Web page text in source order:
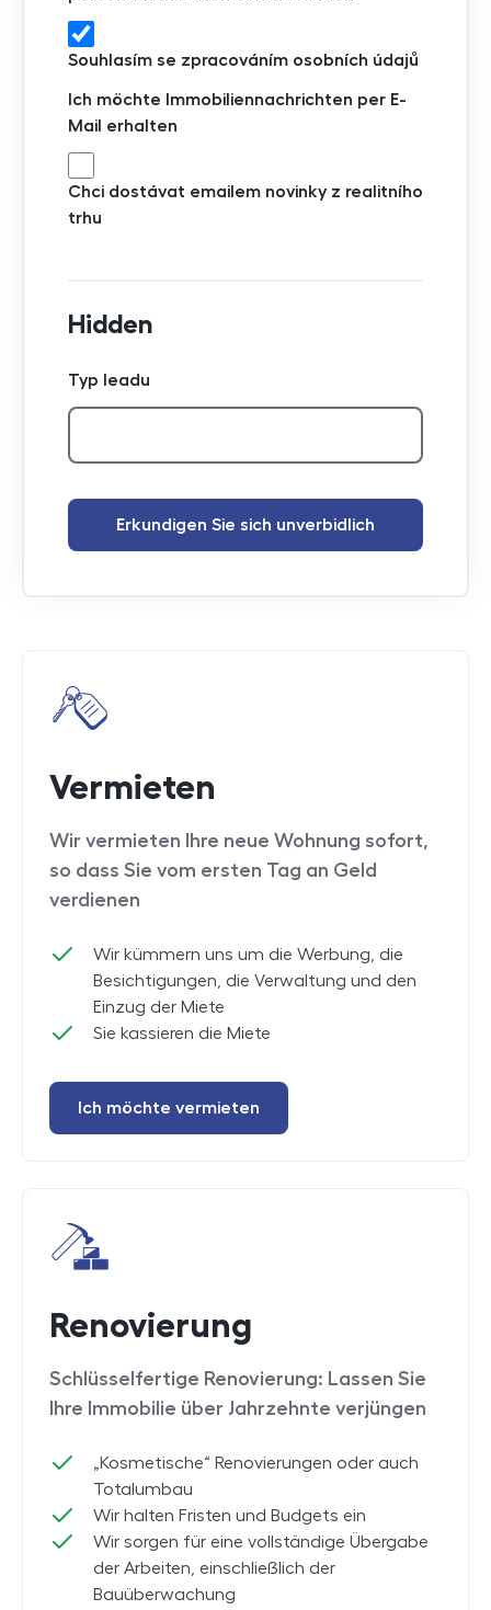
Souhlasím se zpracováním osobních údajů
Ich möchte Immobiliennachrichten per E-
Mail erhalten
Chci dostávat emailem novinky z realitního
trhu
Hidden
Typ leadu
Erkundigen Sie sich unverbidlich
Vermieten
Wir vermieten Ihre neue Wohnung sofort,
so dass Sie vom ersten Tag an Geld
verdienen
Wir kümmern uns um die Werbung, die
Besichtigungen, die Verwaltung und den
Einzug der Miete
Sie kassieren die Miete
Ich möchte vermieten
Renovierung
Schlüsselfertige Renovierung: Lassen Sie
Ihre Immobilie über Jahrzehnte verjüngen
„Kosmetische“ Renovierungen oder auch
Totalumbau
Wir halten Fristen und Budgets ein
Wir sorgen für eine vollständige Übergabe
der Arbeiten, einschließlich der
Bauüberwachung